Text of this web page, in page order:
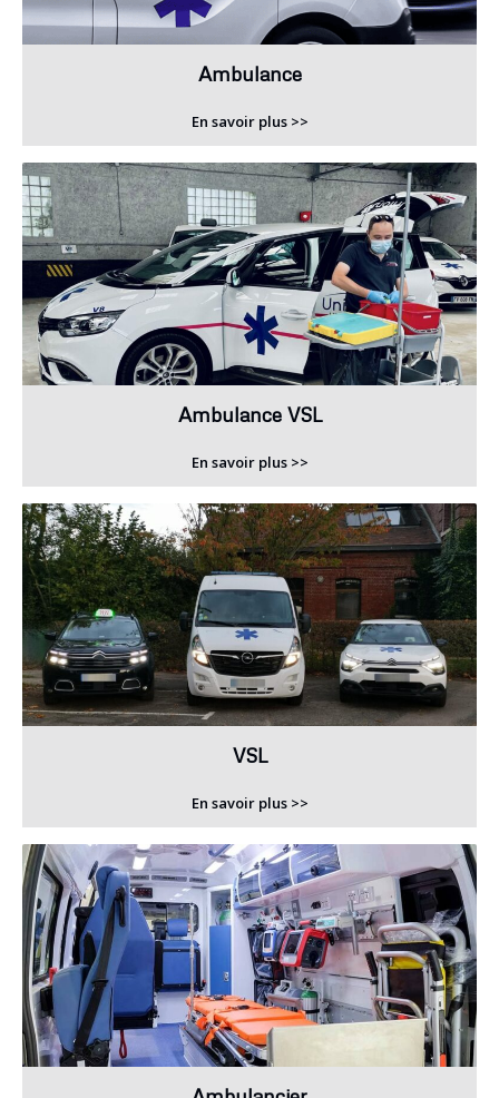
Ambulance
En savoir plus >>
Ambulance VSL
En savoir plus >>
VSL
En savoir plus >>